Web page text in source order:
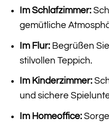
Im Schlafzimmer:
gemütliche
Im Flur:Begrüßen
stilvollen Teppich.
Im Kinderzimmer:
und sichere
Im Homeoffice: